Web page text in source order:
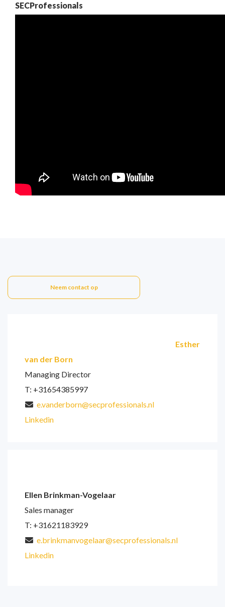
SECProfessionals
Neem contact op
Esther
van der Born
Managing Director
T: +31654385997
e.vanderborn@secprofessionals.nl
Linkedin
Ellen Brinkman-Vogelaar
Sales manager
T: +31621183929
e.brinkmanvogelaar@secprofessionals.nl
Linkedin